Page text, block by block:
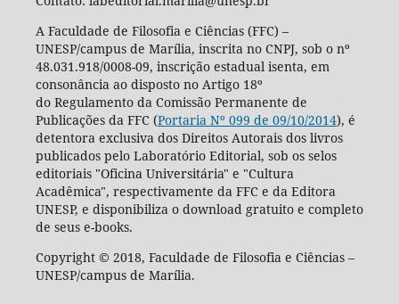
A Faculdade de Filosofia e Ciências (FFC) –
UNESP/campus de Marília, inscrita no CNPJ, sob o nº
48.031.918/0008-09, inscrição estadual isenta, em
consonância ao disposto no Artigo 18º
do Regulamento da Comissão Permanente de
Publicações da FFC (Portaria Nº 099 de 09/10/2014), é
detentora exclusiva dos Direitos Autorais dos livros
publicados pelo Laboratório Editorial, sob os selos
editoriais "Oficina Universitária" e "Cultura
Acadêmica", respectivamente da FFC e da Editora
UNESP, e disponibiliza o download gratuito e completo
de seus e-books.
Copyright © 2018, Faculdade de Filosofia e Ciências –
UNESP/campus de Marília.